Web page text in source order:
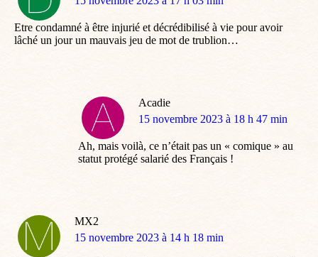
Etre condamné à être injurié et décrédibilisé à vie pour avoir
lâché un jour un mauvais jeu de mot de trublion…
Acadie
dit
15 novembre 2023 à 18 h 47 min
Ah, mais voilà, ce n’était pas un « comique » au
statut protégé salarié des Français !
MX2
dit
15 novembre 2023 à 14 h 18 min